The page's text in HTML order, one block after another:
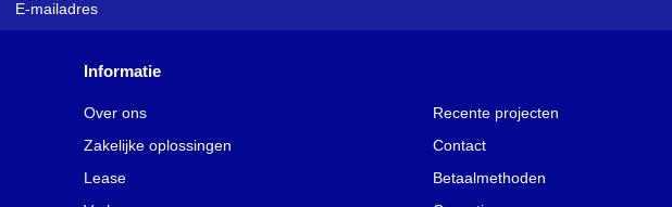
Informatie
Over ons
Zakelijke oplossingen
Lease
Recente projecten
Contact
Betaalmethoden